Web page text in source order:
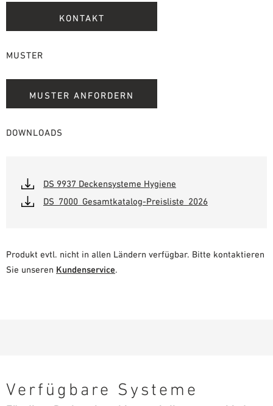
KONTAKT
MUSTER
MUSTER ANFORDERN
DOWNLOADS
DS 9937 Deckensysteme Hygiene
DS_7000_Gesamtkatalog-Preisliste_2026
Produkt evtl. nicht in allen Ländern verfügbar. Bitte kontaktieren
Sie unseren Kundenservice.
Verfügbare Systeme